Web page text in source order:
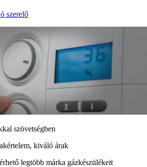
szerelő
szövetségben
kiváló árak
legtöbb márka gázkészülékeit